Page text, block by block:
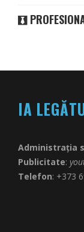
IA
Administrația
Publicitate:
Telefon: +373